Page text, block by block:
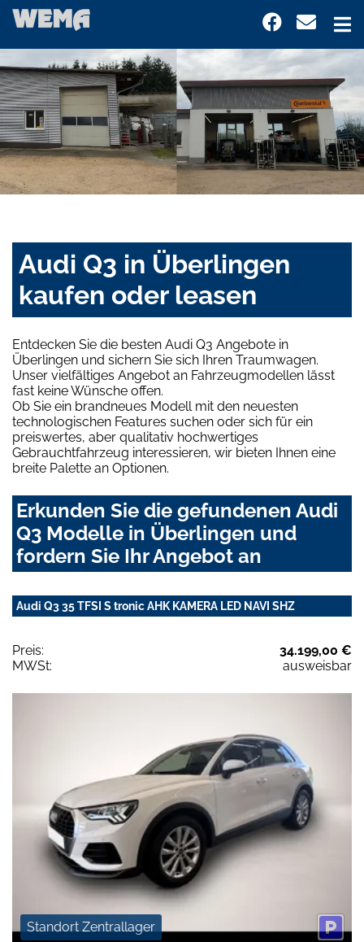
Audi Q3 in Überlingen
kaufen oder leasen
Entdecken Sie die besten Audi Q3 Angebote in
Überlingen und sichern Sie sich Ihren Traumwagen.
Unser vielfältiges Angebot an Fahrzeugmodellen lässt
fast keine Wünsche offen.
Ob Sie ein brandneues Modell mit den neuesten
technologischen Features suchen oder sich für ein
preiswertes, aber qualitativ hochwertiges
Gebrauchtfahrzeug interessieren, wir bieten Ihnen eine
breite Palette an Optionen.
Erkunden Sie die gefundenen Audi
Q3 Modelle in Überlingen und
fordern Sie Ihr Angebot an
Audi Q3 35 TFSI S tronic AHK KAMERA LED NAVI SHZ
Preis:
34.199,00 €
MWSt:
ausweisbar
Standort Zentrallager